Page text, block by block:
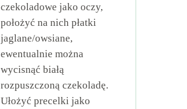
czekoladowe jako oczy,
położyć na nich płatki
jaglane/owsiane,
ewentualnie można
wycisnąć białą
rozpuszczoną czekoladę.
Ułożyć precelki jako